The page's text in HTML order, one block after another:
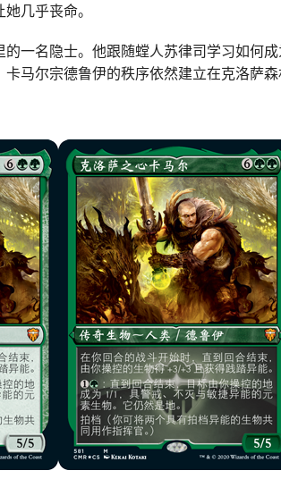
几乎丧命。
一名隐士。他跟随螳人苏律司学习如何
马尔宗德鲁伊的秩序依然建立在克洛萨